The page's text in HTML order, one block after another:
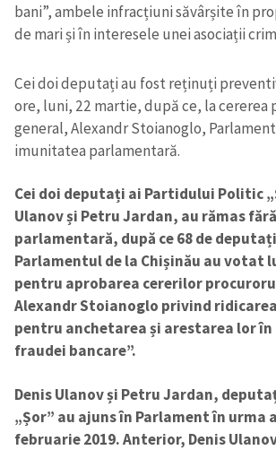
bani”, ambele infracțiuni săvârșite în
de mari și în interesele unei asociații
Cei doi deputați au fost reținuți
ore, luni, 22 martie, după ce, la
general, Alexandr Stoianoglo,
imunitatea parlamentară.
Cei doi deputați ai Partidului Politic
Ulanov și Petru Jardan, au rămas
parlamentară, după ce 68 de
Parlamentul de la Chișinău au votat
pentru aprobarea cererilor
Alexandr Stoianoglo privind
pentru anchetarea și arestarea lor
fraudei bancare”.
Denis Ulanov și Petru Jardan,
„Șor” au ajuns în Parlament în urma
februarie 2019. Anterior, Denis